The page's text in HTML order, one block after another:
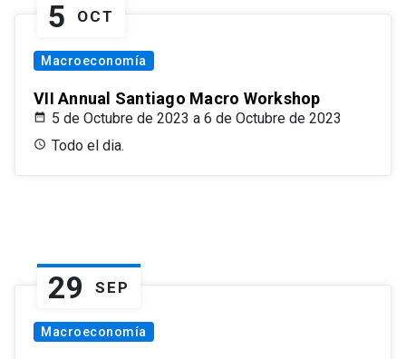
5 OCT
Macroeconomía
VII Annual Santiago Macro Workshop
5 de Octubre de 2023 a 6 de Octubre de 2023
Todo el dia.
29 SEP
Macroeconomía